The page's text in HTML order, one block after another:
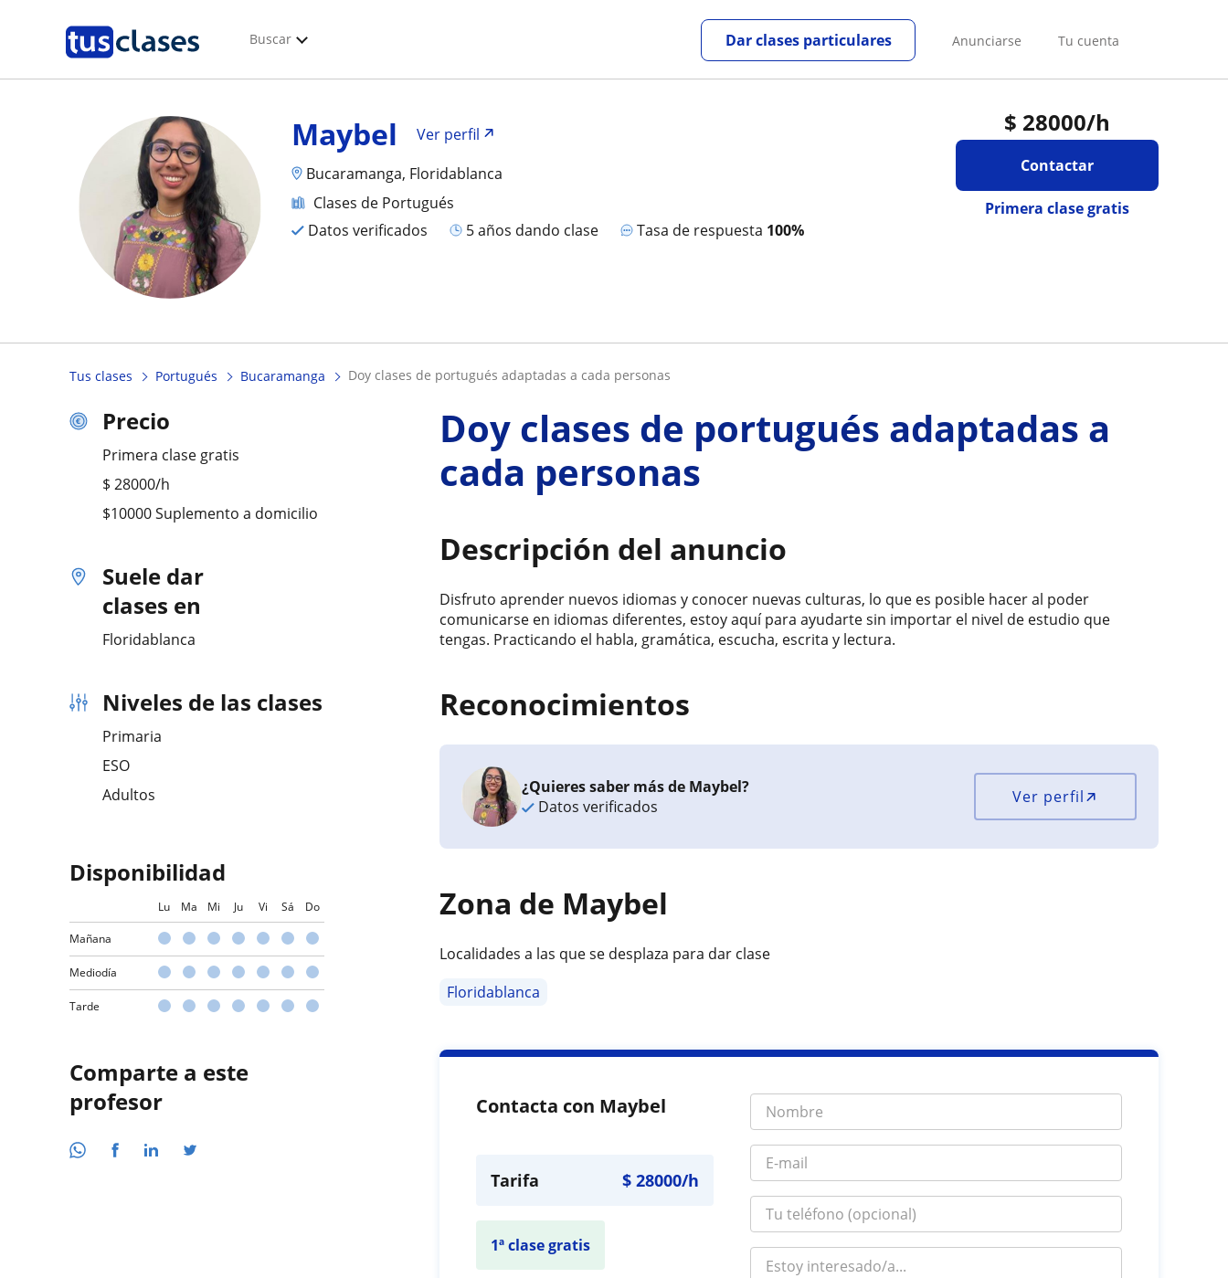
Buscar Anunciarse Tu cuenta
Dar clases particulares
$ 28000/h
Contactar
Primera clase gratis
Maybel
Ver perfil
Bucaramanga, Floridablanca
Clases de Portugués
Datos verificados
5 años dando clase Tasa de respuesta 100%
Tus clases Portugués Bucaramanga doy clases de portugués adaptadas a cada personas
Precio
Primera clase gratis
$ 28000/h
$10000 Suplemento a domicilio
Suele dar
clases en
Floridablanca
Niveles de las clases
Primaria
ESO
Adultos
Disponibilidad
Lu Ma Mi Ju Vi Sá Do
Mañana
Mediodía
Tarde
Comparte a este
profesor
Doy clases de portugués adaptadas a
cada personas
Descripción del anuncio
Disfruto aprender nuevos idiomas y conocer nuevas culturas, lo que es posible hacer al poder
comunicarse en idiomas diferentes, estoy aquí para ayudarte sin importar el nivel de estudio que
tengas. Practicando el habla, gramática, escucha, escrita y lectura.
Reconocimientos
¿Quieres saber más de Maybel?
Datos verificados
Ver perfil
Zona de Maybel
Localidades a las que se desplaza para dar clase
Floridablanca
Contacta con Maybel
Tarifa $28000/h
1ª clase gratis